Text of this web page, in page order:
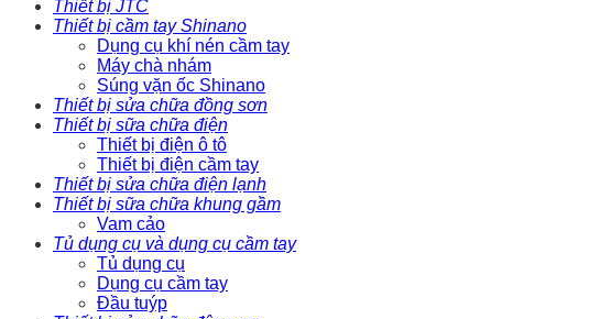
Thiết bị JTC
Thiết bị cầm tay Shinano
Dụng cụ khí nén cầm tay
Máy chà nhám
Súng vặn ốc Shinano
Thiết bị sửa chữa đồng sơn
Thiết bị sữa chữa điện
Thiết bị điện ô tô
Thiết bị điện cầm tay
Thiết bị sửa chữa điện lạnh
Thiết bị sữa chữa khung gầm
Vam cảo
Tủ dụng cụ và dụng cụ cầm tay
Tủ dụng cụ
Dụng cụ cầm tay
Đầu tuýp